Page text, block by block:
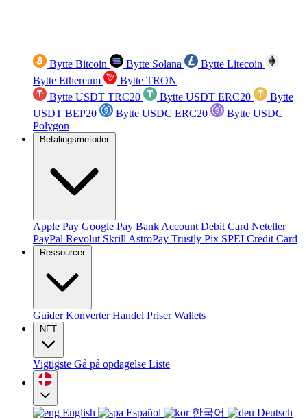
Bytte Bitcoin Bytte Solana
Bytte Litecoin
Bytte Ethereum
Bytte TRON
Bytte USDT TRC20
Bytte USDT ERC20
Bytte
USDT BEP20
Bytte USDC ERC20
Bytte USDC
Polygon
Betalingsmetoder
Apple Pay Google Pay Bank Account Debit Card Neteller
PayPal Revolut Skrill AstroPay Trustly Pix SPEI Credit Card
Ressourcer
GuiderKonverterHandel PriserWallets
NFT
Vigtigste Gå på opdagelse Liste
English Español 한국어
Deutsch